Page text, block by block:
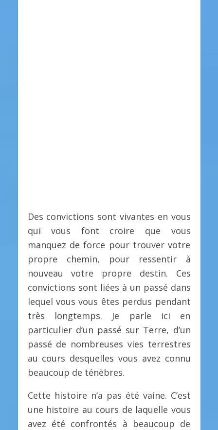
Des convictions sont vivantes en vous
qui vous font croire que vous
manquez de force pour trouver votre
propre chemin, pour ressentir à
nouveau votre propre destin. Ces
convictions sont liées à un passé dans
lequel vous vous êtes perdus pendant
très longtemps. Je parle ici en
particulier d’un passé sur Terre, d’un
passé de nombreuses vies terrestres
au cours desquelles vous avez connu
beaucoup de ténèbres.
Cette histoire n’a pas été vaine. C’est
une histoire au cours de laquelle vous
avez été confrontés à beaucoup de